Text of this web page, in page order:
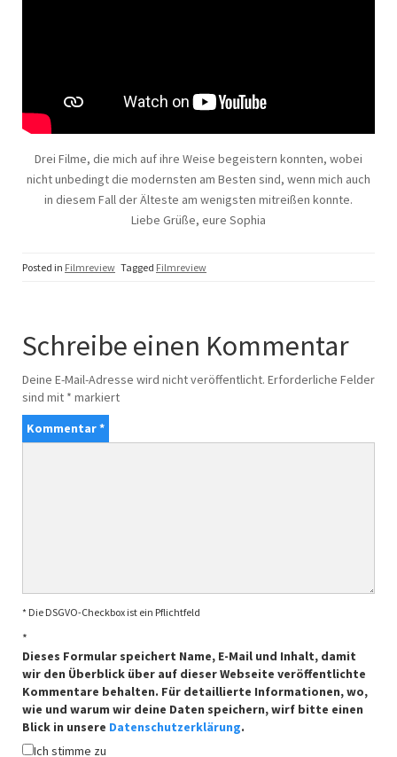
Drei Filme, die mich auf ihre Weise begeistern konnten, wobei
nicht unbedingt die modernsten am Besten sind, wenn mich auch
in diesem Fall der Älteste am wenigsten mitreißen konnte.
Liebe Grüße, eure Sophia
Posted in Filmreview Tagged Filmreview
Schreibe einen Kommentar
Deine E-Mail-Adresse wird nicht veröffentlicht. Erforderliche Felder
sind mit * markiert
Kommentar*
* Die DSGVO-Checkbox ist ein Pflichtfeld
*
Dieses Formular speichert Name, E-Mail und Inhalt, damit
wir den Überblick über auf dieser Webseite veröffentlichte
Kommentare behalten. Für detaillierte Informationen, wo,
wie und warum wir deine Daten speichern, wirf bitte einen
Blick in unsere Datenschutzerklärung.
Ich stimme zu